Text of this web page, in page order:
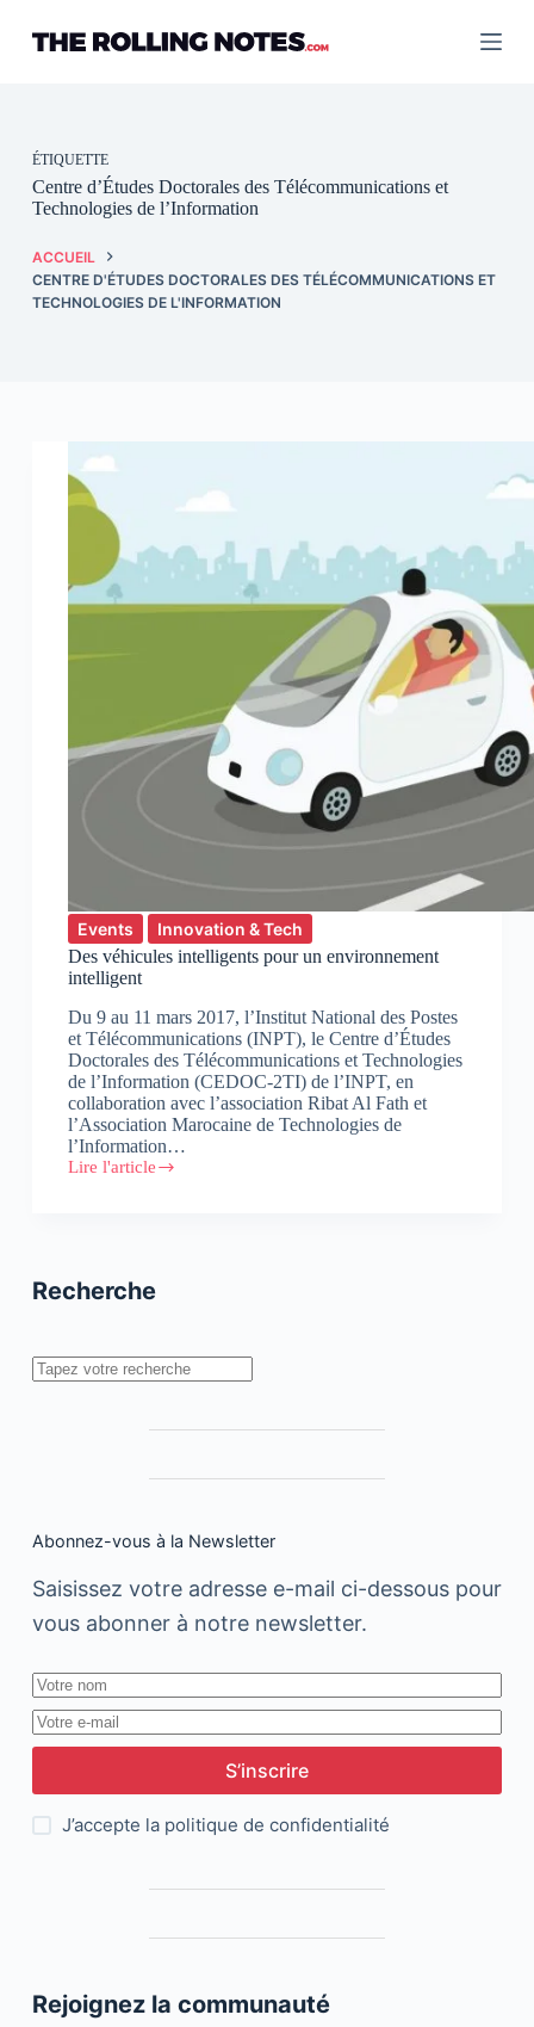
contenu
ÉTIQUETTE
Centre d’Études Doctorales des Télécommunications et
Technologies de l’Information
ACCUEIL
CENTRE D'ÉTUDES DOCTORALES DES TÉLÉCOMMUNICATIONS ET
TECHNOLOGIES DE L'INFORMATION
Events
Innovation & Tech
Des véhicules intelligents pour un environnement
intelligent
Du 9 au 11 mars 2017, l’Institut National des Postes
et Télécommunications (INPT), le Centre d’Études
Doctorales des Télécommunications et Technologies
de l’Information (CEDOC-2TI) de l’INPT, en
collaboration avec l’association Ribat Al Fath et
l’Association Marocaine de Technologies de
l’Information…
Lire l'article
Des
intelligent
Recherche
Rechercher
Abonnez-vous à la Newsletter
Saisissez votre adresse e-mail ci-dessous pour
vous abonner à notre newsletter.
S’inscrire
J’accepte la politique de confidentialité
Rejoignez la communauté